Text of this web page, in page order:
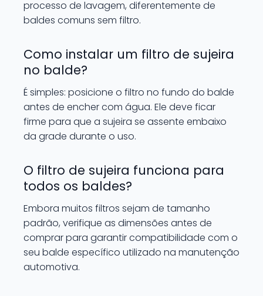
processo de lavagem, diferentemente de
baldes comuns sem filtro.
Como instalar um filtro de sujeira
no balde?
É simples: posicione o filtro no fundo do balde
antes de encher com água. Ele deve ficar
firme para que a sujeira se assente embaixo
da grade durante o uso.
O filtro de sujeira funciona para
todos os baldes?
Embora muitos filtros sejam de tamanho
padrão, verifique as dimensões antes de
comprar para garantir compatibilidade com o
seu balde específico utilizado na manutenção
automotiva.